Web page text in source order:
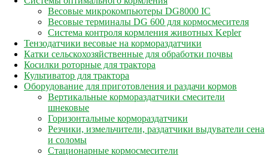
Весовые микрокомпьютеры DG8000 IC
Весовые терминалы DG 600 для кормосмесителя
Система контроля кормления животных Kepler
Тензодатчики весовые на кормораздатчики
Катки сельскохозяйственные для обработки почвы
Косилки роторные для трактора
Культиватор для трактора
Оборудование для приготовления и раздачи кормов
Вертикальные кормораздатчики смесители
шнековые
Горизонтальные кормораздатчики
Резчики, измельчители, раздатчики выдуватели сена
и соломы
Стационарные кормосмесители